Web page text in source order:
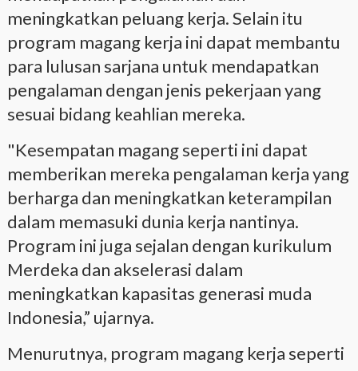
meningkatkan peluang kerja. Selain itu
program magang kerja ini dapat membantu
para lulusan sarjana untuk mendapatkan
pengalaman dengan jenis pekerjaan yang
sesuai bidang keahlian mereka.
"Kesempatan magang seperti ini dapat
memberikan mereka pengalaman kerja yang
berharga dan meningkatkan keterampilan
dalam memasuki dunia kerja nantinya.
Program ini juga sejalan dengan kurikulum
Merdeka dan akselerasi dalam
meningkatkan kapasitas generasi muda
Indonesia,” ujarnya.
Menurutnya, program magang kerja seperti